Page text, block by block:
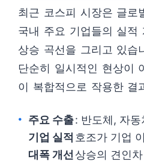
최근 코스피 시장은 글로
국내 주요 기업들의 실적
상승 곡선을 그리고 있습
단순히 일시적인 현상이
이 복합적으로 작용한 결
주요 수출
기업 실적
대폭 개선
: 반도체, 자
호조가 기업
상승의 견인